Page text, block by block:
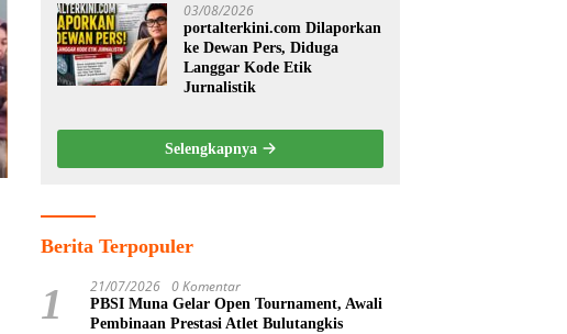
03/08/2026
portalterkini.com Dilaporkan
ke Dewan Pers, Diduga
Langgar Kode Etik
Jurnalistik
Selengkapnya
Berita Terpopuler
1 21/07/2026 0 Komentar
PBSI Muna Gelar Open Tournament, Awali
Pembinaan Prestasi Atlet Bulutangkis